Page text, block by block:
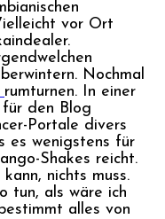
vor Ort
Nochmal
rumturnen. In einer
den Blog
Portale divers
es wenigstens für
Shakes reicht.
nichts muss.
tun, als wäre ich
alles von